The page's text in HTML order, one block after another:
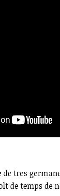
de tres
de temps de